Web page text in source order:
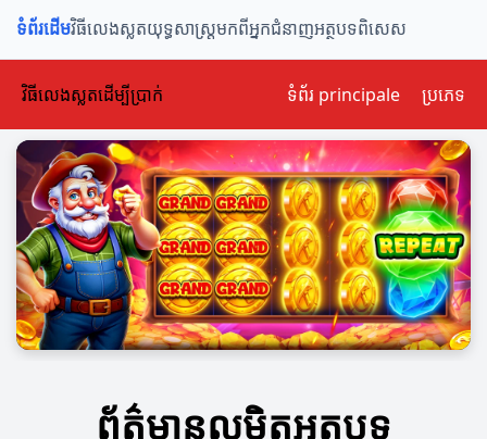
ទំព័រដើមវិធីលេងស្លតយុទ្ធសាស្ត្រមកពីអ្នកជំនាញអត្ថបទពិសេស
វិធីលេងស្លតដើម្បីប្រាក់ ទំព័រ principale ប្រភេទ
ព័ត៌មានលម្អិតអត្ថបទ